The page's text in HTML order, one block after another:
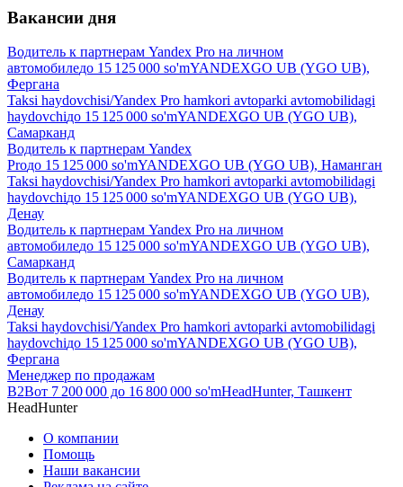
Вакансии дня
Водитель к партнерам Yandex Pro на личном
автомобиледо 15 125 000 so'mYANDEXGO UB (YGO UB),
Фергана
Taksi haydovchisi/Yandex Pro hamkori avtoparki avtomobilidagi
haydovchiдо 15 125 000 so'mYANDEXGO UB (YGO UB),
Самарканд
Водитель к партнерам Yandex
Proдо 15 125 000 so'mYANDEXGO UB (YGO UB), Наманган
Taksi haydovchisi/Yandex Pro hamkori avtoparki avtomobilidagi
haydovchiдо 15 125 000 so'mYANDEXGO UB (YGO UB),
Денау
Водитель к партнерам Yandex Pro на личном
автомобиледо 15 125 000 so'mYANDEXGO UB (YGO UB),
Самарканд
Водитель к партнерам Yandex Pro на личном
автомобиледо 15 125 000 so'mYANDEXGO UB (YGO UB),
Денау
Taksi haydovchisi/Yandex Pro hamkori avtoparki avtomobilidagi
haydovchiдо 15 125 000 so'mYANDEXGO UB (YGO UB),
Фергана
Менеджер по продажам
B2Bот 7 200 000 до 16 800 000 so'mHeadHunter, Ташкент
HeadHunter
О компании
Помощь
Наши вакансии